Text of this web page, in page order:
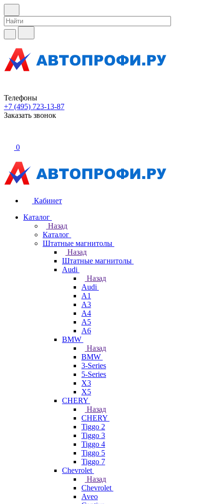
Телефоны
+7 (495) 723-13-87
Заказать звонок
0
Кабинет
Каталог
Назад
Каталог
Штатные магнитолы
Назад
Штатные магнитолы
Audi
Назад
Audi
A1
A3
A4
A5
A6
BMW
Назад
BMW
3-Series
5-Series
X3
X5
CHERY
Назад
CHERY
Tiggo 2
Tiggo 3
Tiggo 4
Tiggo 5
Tiggo 7
Chevrolet
Назад
Chevrolet
Aveo